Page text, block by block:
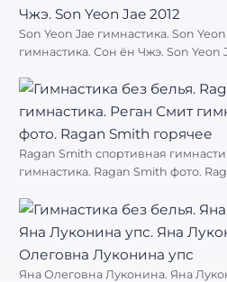
Son Yeon Jae гимнастика. Son
гимнастика. Сон ён Чжэ. Son Yeon
Ragan Smith спортивная
гимнастика. Ragan Smith фото.
Яна Олеговна Луконина. Яна